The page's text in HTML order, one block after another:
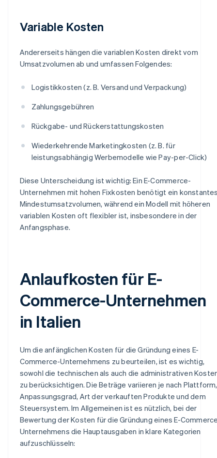
Variable Kosten
Andererseits hängen die variablen Kosten direkt vom
Umsatzvolumen ab und umfassen Folgendes:
Logistikkosten (z. B. Versand und Verpackung)
Zahlungsgebühren
Rückgabe- und Rückerstattungskosten
Wiederkehrende Marketingkosten (z. B. für
leistungsabhängig Werbemodelle wie Pay-per-Click)
Diese Unterscheidung ist wichtig: Ein E-Commerce-
Unternehmen mit hohen Fixkosten benötigt ein
Mindestumsatzvolumen, während ein Modell mit höheren
variablen Kosten oft flexibler ist, insbesondere in der
Anfangsphase.
Anlaufkosten für E-
Commerce-Unternehmen
in Italien
Um die anfänglichen Kosten für die Gründung eines E-
Commerce-Unternehmens zu beurteilen, ist es wichtig,
sowohl die technischen als auch die administrativen
zu berücksichtigen. Die Beträge variieren je nach Plattform,
Anpassungsgrad, Art der verkauften Produkte und dem
Steuersystem. Im Allgemeinen ist es nützlich, bei der
Bewertung der Kosten für die Gründung eines E-
Unternehmens die Hauptausgaben in klare Kategorien
aufzuschlüsseln: